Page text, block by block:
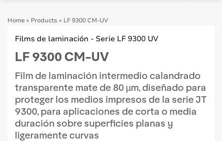
Home» Products » LF 9300 CM-UV
Films de laminación - Serie LF 9300 UV
LF 9300 CM-UV
Film de laminación intermedio calandrado
transparente mate de 80 µm, diseñado para
proteger los medios impresos de la serie JT
9300, para aplicaciones de corta o media
duración sobre superficies planas y
ligeramente curvas